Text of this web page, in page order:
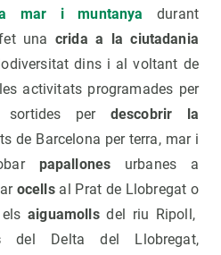
mar i muntanya durant
fet unacrida a la ciutadania
dins i al voltant de
activitats programades per
per descobrir la
de Barcelona per terra, mar i
papallones urbanes a
ocellsal Prat de Llobregat o
elsaiguamollsdel riu Ripoll,
del Delta del Llobregat,